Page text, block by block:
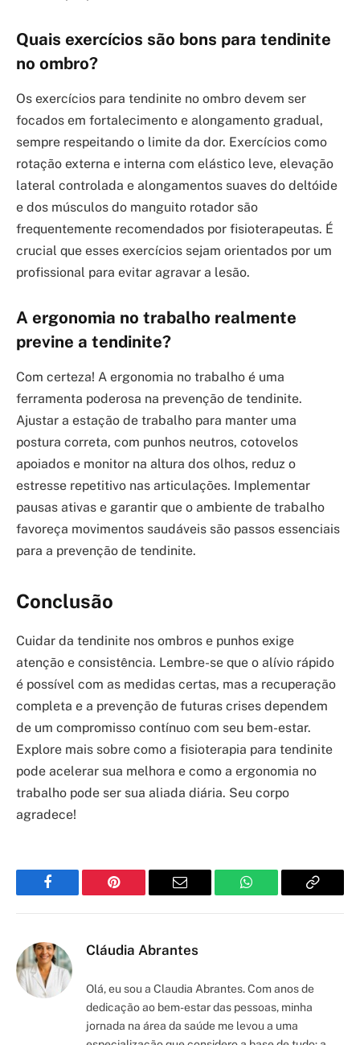
Quais exercícios são bons para tendinite
no ombro?
Os exercícios para tendinite no ombro devem ser
focados em fortalecimento e alongamento gradual,
sempre respeitando o limite da dor. Exercícios como
rotação externa e interna com elástico leve, elevação
lateral controlada e alongamentos suaves do deltóide
e dos músculos do manguito rotador são
frequentemente recomendados por fisioterapeutas. É
crucial que esses exercícios sejam orientados por um
profissional para evitar agravar a lesão.
A ergonomia no trabalho realmente
previne a tendinite?
Com certeza! A ergonomia no trabalho é uma
ferramenta poderosa na prevenção de tendinite.
Ajustar a estação de trabalho para manter uma
postura correta, com punhos neutros, cotovelos
apoiados e monitor na altura dos olhos, reduz o
estresse repetitivo nas articulações. Implementar
pausas ativas e garantir que o ambiente de trabalho
favoreça movimentos saudáveis são passos essenciais
para a prevenção de tendinite.
Conclusão
Cuidar da tendinite nos ombros e punhos exige
atenção e consistência. Lembre-se que o alívio rápido
é possível com as medidas certas, mas a recuperação
completa e a prevenção de futuras crises dependem
de um compromisso contínuo com seu bem-estar.
Explore mais sobre como a fisioterapia para tendinite
pode acelerar sua melhora e como a ergonomia no
trabalho pode ser sua aliada diária. Seu corpo
agradece!
Facebook Pinterest Email WhatsApp Copy
Cláudia Abrantes
Olá, eu sou a Claudia Abrantes. Com anos de
dedicação ao bem-estar das pessoas, minha
jornada na área da saúde me levou a uma